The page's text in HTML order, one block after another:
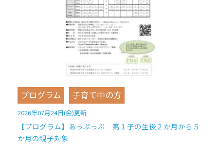
プログラム 子育て中の方
2026年07月24日(金)更新
【プログラム】あっぷっぷ 第１子の生後２か月から５
か月の親子対象